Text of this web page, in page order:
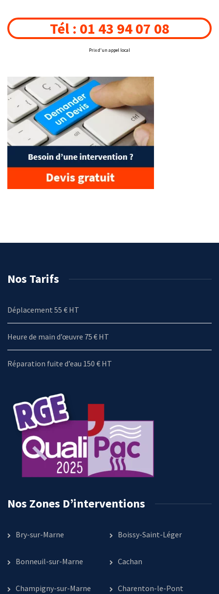
Tél : 01 43 94 07 08
Prix d'un appel local
Nos Tarifs
Déplacement 55 € HT
Heure de main d’œuvre 75 € HT
Réparation fuite d’eau 150 € HT
Nos Zones D’interventions
Bry-sur-Marne Boissy-Saint-Léger
Bonneuil-sur-Marne Cachan
Champigny-sur-Marne Charenton-le-Pont